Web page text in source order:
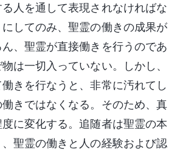
人を通して表現されなければな
してのみ、聖霊の働きの成果が
、聖霊が直接働きを行うのであ
は一切入っていない。しかし、
きを行なうと、非常に汚れてし
きではなくなる。そのため、真
に変化する。追随者は聖霊の本
聖霊の働きと人の経験および認